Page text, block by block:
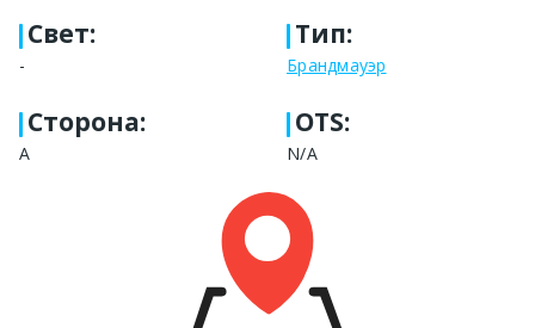
Свет:
-
Тип:
Брандмауэр
Сторона:
А
OTS:
N/A